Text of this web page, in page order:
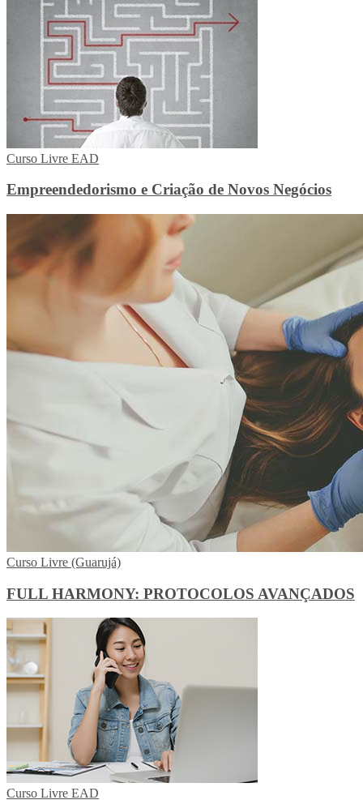
Curso Livre EAD
Empreendedorismo e Criação de Novos Negócios
Curso Livre (Guarujá)
FULL HARMONY: PROTOCOLOS AVANÇADOS
Curso Livre EAD